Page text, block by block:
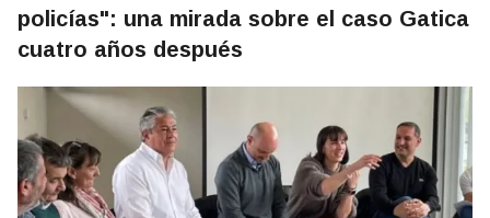
policías": una mirada sobre el caso Gatica
cuatro años después